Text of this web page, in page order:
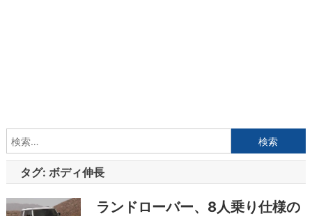
索:
タグ: ボディ伸長
ランドローバー、8人乗り仕様の